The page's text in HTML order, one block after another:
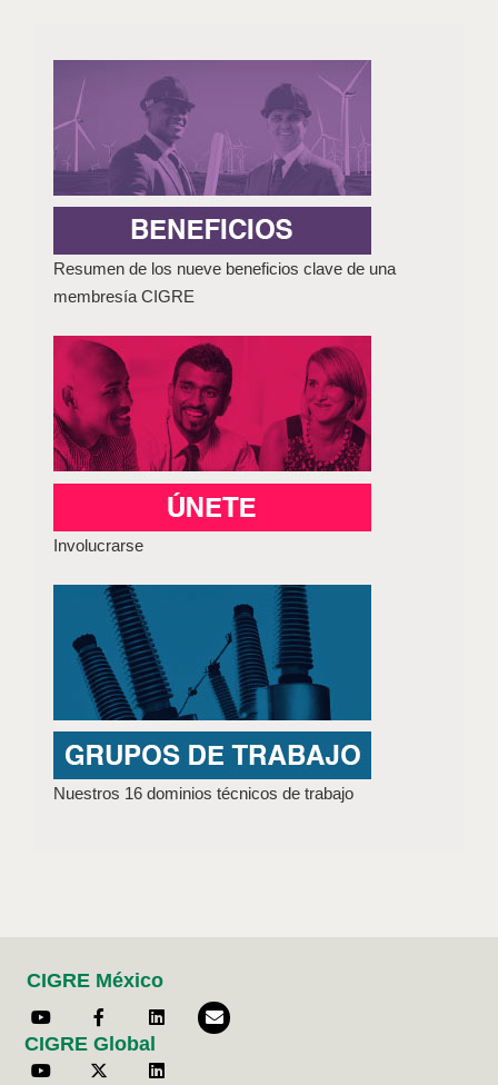
Resumen de los nueve beneficios clave de una
membresía CIGRE
Involucrarse
Nuestros 16 dominios técnicos de trabajo
CIGRE México
CIGRE Global